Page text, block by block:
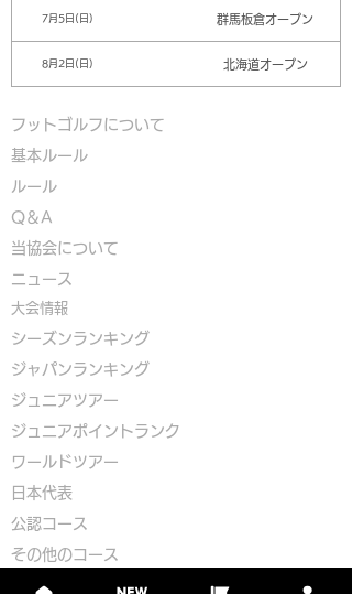
7月5日(日) 群馬板倉オープン
8月2日(日) 北海道オープン
フットゴルフについて
基本ルール
ルール
Q＆A
​当協会について
​ニュース
大会情報
シーズンランキング
ジャパンランキング
ジュニアツアー
ジュニアポイントランク
​ワールドツアー
​​日本代表
公認コース
​その他のコース
フットゴルフコース導入について